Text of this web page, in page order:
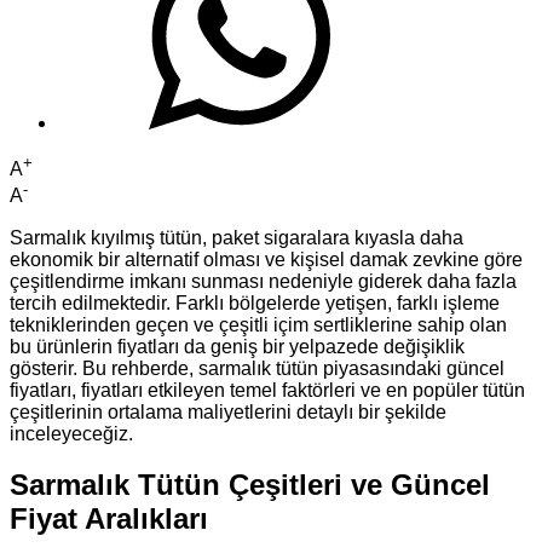
A+
A-
Sarmalık kıyılmış tütün, paket sigaralara kıyasla daha
ekonomik bir alternatif olması ve kişisel damak zevkine göre
çeşitlendirme imkanı sunması nedeniyle giderek daha fazla
tercih edilmektedir. Farklı bölgelerde yetişen, farklı işleme
tekniklerinden geçen ve çeşitli içim sertliklerine sahip olan
bu ürünlerin fiyatları da geniş bir yelpazede değişiklik
gösterir. Bu rehberde, sarmalık tütün piyasasındaki güncel
fiyatları, fiyatları etkileyen temel faktörleri ve en popüler tütün
çeşitlerinin ortalama maliyetlerini detaylı bir şekilde
inceleyeceğiz.
Sarmalık Tütün Çeşitleri ve Güncel
Fiyat Aralıkları